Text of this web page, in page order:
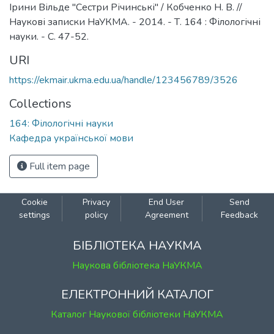
Ірини Вільде "Сестри Річинські" / Кобченко Н. В. //
Наукові записки НаУКМА. - 2014. - Т. 164 : Філологічні
науки. - С. 47-52.
URI
https://ekmair.ukma.edu.ua/handle/123456789/3526
Collections
164: Філологічні науки
Кафедра української мови
Full item page
Cookie
settings
Privacy
policy
End User
Agreement
Send
Feedback
БІБЛІОТЕКА НАУКМА
Наукова бібліотека НаУКМА
ЕЛЕКТРОННИЙ КАТАЛОГ
Каталог Наукової бібліотеки НаУКМА